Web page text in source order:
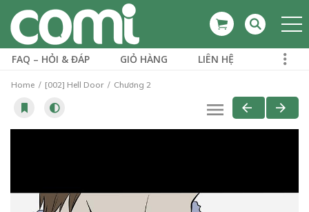
FAQ – HỎI & ĐÁP GIỎ HÀNG LIÊN HỆ
Home [002] Hell Door Chương 2